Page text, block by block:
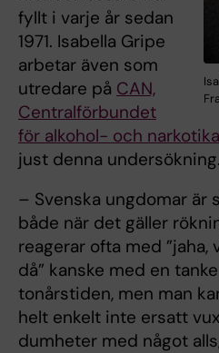
fyllt i varje år sedan
1971. Isabella Gripe
arbetar även som
utredare på CAN,
Centralförbundet
för alkohol- och
just denna undersökning.
– Svenska ungdomar är
både när det gäller
reagerar ofta med
då” kanske med en
tonårstiden, men man
helt enkelt inte ersatt
dumheter med något